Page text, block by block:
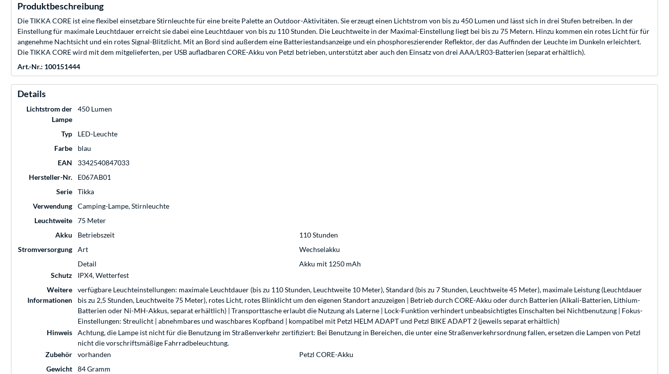
Produktbeschreibung
Die TIKKA CORE ist eine flexibel einsetzbare Stirnleuchte für eine breite Palette an Outdoor-Aktivitäten. Sie erzeugt einen Lichtstrom von bis zu 450 Lumen und lässt sich in drei Stufen betreiben. In der
Einstellung für maximale Leuchtdauer erreicht sie dabei eine Leuchtdauer von bis zu 110 Stunden. Die Leuchtweite in der Maximal-Einstellung liegt bei bis zu 75 Metern. Hinzu kommen ein rotes Licht für für
angenehme Nachtsicht und ein rotes Signal-Blitzlicht. Mit an Bord sind außerdem eine Batteriestandsanzeige und ein phosphoreszierender Reflektor, der das Auffinden der Leuchte im Dunkeln erleichtert.
Die TIKKA CORE wird mit dem mitgelieferten, per USB aufladbaren CORE-Akku von Petzl betrieben, unterstützt aber auch den Einsatz von drei AAA/LR03-Batterien (separat erhältlich).
Art.-Nr.: 100151444
Details
Lichtstrom der
Lampe
450 Lumen
Typ
LED-Leuchte
Farbe
blau
EAN
3342540847033
Hersteller-Nr.
E067AB01
Serie
Tikka
Verwendung
Camping-Lampe, Stirnleuchte
Leuchtweite
75 Meter
Akku
Betriebszeit
110 Stunden
Stromversorgung
Art
Wechselakku
Detail
Akku mit 1250 mAh
Schutz
IPX4, Wetterfest
Weitere
Informationen
verfügbare Leuchteinstellungen: maximale Leuchtdauer (bis zu 110 Stunden, Leuchtweite 10 Meter), Standard (bis zu 7 Stunden, Leuchtweite 45 Meter), maximale Leistung (Leuchtdauer
bis zu 2,5 Stunden, Leuchtweite 75 Meter), rotes Licht, rotes Blinklicht um den eigenen Standort anzuzeigen | Betrieb durch CORE-Akku oder durch Batterien (Alkali-Batterien, Lithium-
Batterien oder Ni-MH-Akkus, separat erhältlich) | Transporttasche erlaubt die Nutzung als Laterne | Lock-Funktion verhindert unbeabsichtigtes Einschalten bei Nichtbenutzung | Fokus-
Einstellungen: Streulicht | abnehmbares und waschbares Kopfband | kompatibel mit Petzl HELM ADAPT und Petzl BIKE ADAPT 2 (jeweils separat erhältlich)
Hinweis
Achtung, die Lampe ist nicht für die Benutzung im Straßenverkehr zertifiziert: Bei Benutzung in Bereichen, die unter eine Straßenverkehrsordnung fallen, ersetzen die Lampen von Petzl
nicht die vorschriftsmäßige Fahrradbeleuchtung.
Zubehör
vorhanden
Petzl CORE-Akku
Gewicht
84 Gramm